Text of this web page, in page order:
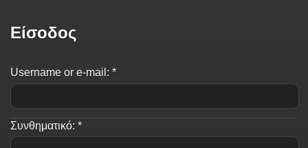
Είσοδος
Username or e-mail: *
Συνθηματικό: *